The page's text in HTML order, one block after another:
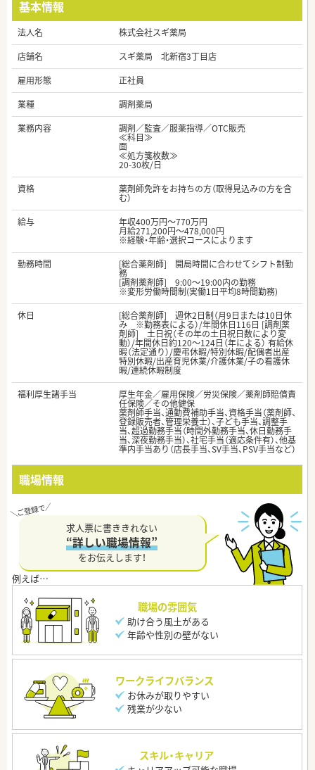
基本情報
法人名
株式会社スギ薬局
店舗名
スギ薬局 北新宿3丁目店
雇用形態
正社員
業種
調剤薬局
業務内容
調剤／監査／服薬指導／OTC販売
≪科目≫
面
≪処方箋枚数≫
20-30枚/日
資格
薬剤師免許をお持ちの方（取得見込みの方を含
む）
給与
年収400万円～770万円
月給271,200円～478,000円
※経験・年齢・選択コースによります
勤務時間
[総合薬剤師] 開局時間に合わせてシフト制勤
務
[調剤薬剤師] 9:00～19:00内の勤務
※変形労働時間制(実働1日平均8時間勤務)
休日
[総合薬剤師] 週休2日制（月9日または10日休
み ※勤務表による）/年間休日116日 [調剤薬
剤師] 土日祝（その年の土日祝日数により変
動）/年間休日約120～124日（年による） 有給休
暇（法定通り）/慶弔休暇/特別休暇/配偶者出産
特別休暇/出産育児休業/介護休業/子の看護休
暇/連続休暇制度
福利厚生諸手当
厚生年金／雇用保険／労災保険／薬剤師賠償責
任保険／その他健保
薬剤師手当、通勤費補助手当、資格手当（薬剤師、
登録販売者、管理栄養士）、子ども手当、調整手
当、超過勤務手当（時間外勤務手当、休日勤務手
当、深夜勤務手当）、社宅手当（適応条件有）、他基
準内手当あり（店長手当、SV手当、PSV手当など）
職場情報
求人票に書ききれない
“詳しい職場情報”
をお伝えします！
職場の雰囲気
助け合う風土がある
年齢や性別の壁がない
ワークライフバランス
お休みが取りやすい
残業が少ない
スキル・キャリア